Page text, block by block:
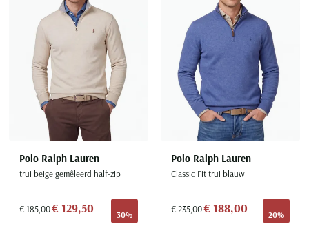
Polo Ralph Lauren
trui beige gemêleerd half-zip
€ 185,00€ 129,50
-
30%
Polo Ralph Lauren
Classic Fit trui blauw
€ 235,00€ 188,00
-
20%